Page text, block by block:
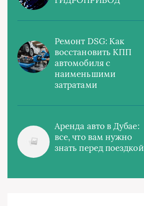
Ремонт DSG: Как
восстановить КПП
автомобиля с
наименьшими
затратами
Аренда авто в Дубае:
все, что вам нужно
знать перед поездкой